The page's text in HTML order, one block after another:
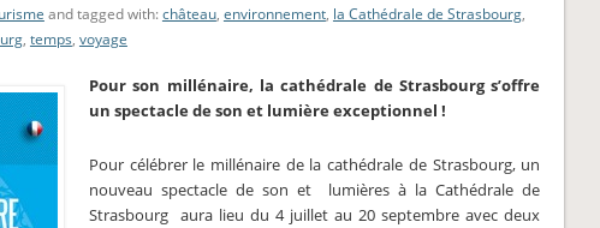
and tagged with:château, environnement, la Cathédrale de Strasbourg,
, temps, voyage
Pour son millénaire, la cathédrale de Strasbourg s’offre
un spectacle de son et lumière exceptionnel !
Pour célébrer le millénaire de la cathédrale de Strasbourg, un
nouveau spectacle de son et lumières à la Cathédrale de
Strasbourg aura lieu du 4 juillet au 20 septembre avec deux